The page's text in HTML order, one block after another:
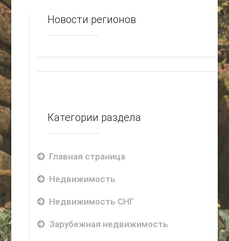
Новости регионов
Категории раздела
Главная страница
Недвижимость
Недвижимость СНГ
Зарубежная недвижимость